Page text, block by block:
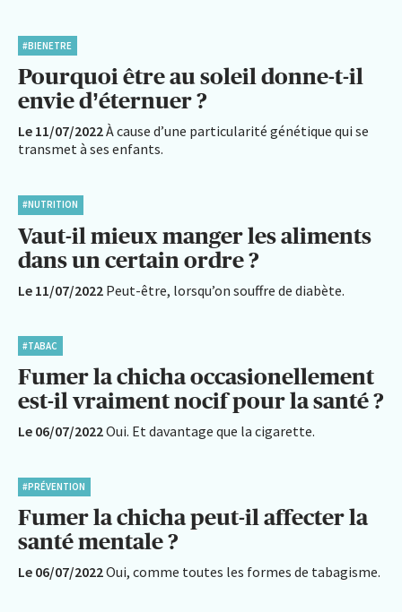
#BIENETRE
Pourquoi être au soleil donne-t-il
envie d’éternuer ?
Le 11/07/2022À cause d’une particularité génétique qui se
transmet à ses enfants.
#NUTRITION
Vaut-il mieux manger les aliments
dans un certain ordre ?
Le 11/07/2022 Peut-être, lorsqu’on souffre de diabète.
#TABAC
Fumer la chicha occasionellement
est-il vraiment nocif pour la santé ?
Le 06/07/2022Oui. Et davantage que la cigarette.
#PRÉVENTION
Fumer la chicha peut-il affecter la
santé mentale ?
Le 06/07/2022Oui, comme toutes les formes de tabagisme.